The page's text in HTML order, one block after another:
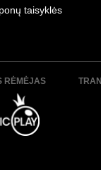
taisyklės
RĖMĖJAS